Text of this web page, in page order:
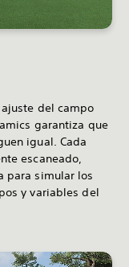
del campo
garantiza que
igual. Cada
escaneado,
para simular los
y variables del